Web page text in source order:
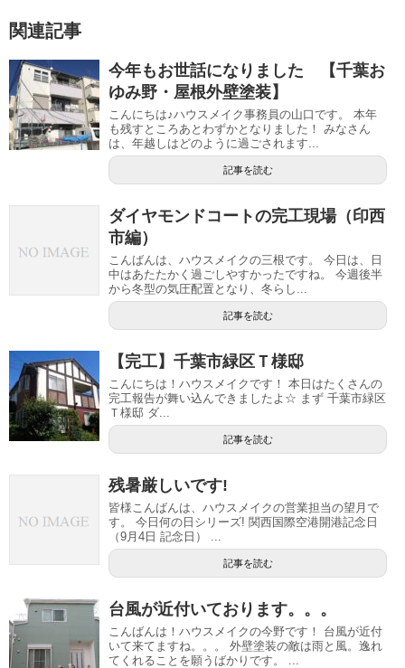
関連記事
今年もお世話になりました 【千葉お
ゆみ野・屋根外壁塗装】
こんにちは♪ハウスメイク事務員の山口です。 本年
も残すところあとわずかとなりました！ みなさん
は、年越しはどのように過ごされます...
記事を読む
ダイヤモンドコートの完工現場（印西
市編）
こんばんは、ハウスメイクの三根です。 今日は、日
中はあたたかく過ごしやすかったですね。 今週後半
から冬型の気圧配置となり、冬らし...
記事を読む
【完工】千葉市緑区Ｔ様邸
こんにちは！ハウスメイクです！ 本日はたくさんの
完工報告が舞い込んできましたよ☆ まず 千葉市緑区
Ｔ様邸 ダ...
記事を読む
残暑厳しいです!
皆様こんばんは、ハウスメイクの営業担当の望月で
す。 今日何の日シリーズ! 関西国際空港開港記念日
（9月4日 記念日） ...
記事を読む
台風が近付いております。。。
こんばんは！ハウスメイクの今野です！ 台風が近付
いて来てますね。。。 外壁塗装の敵は雨と風。逸れ
てくれることを願うばかりです。 ...